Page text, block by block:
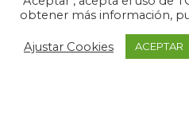
obtener más información,
Ajustar Cookies ACEPTAR